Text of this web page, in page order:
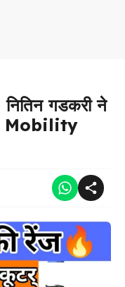
गडकरी ने
Mobility